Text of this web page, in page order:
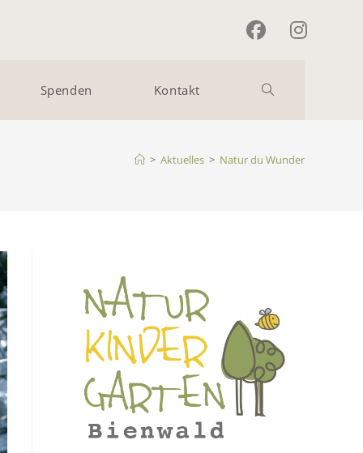
Spenden Kontakt Website-
> Aktuelles > Natur du Wunder